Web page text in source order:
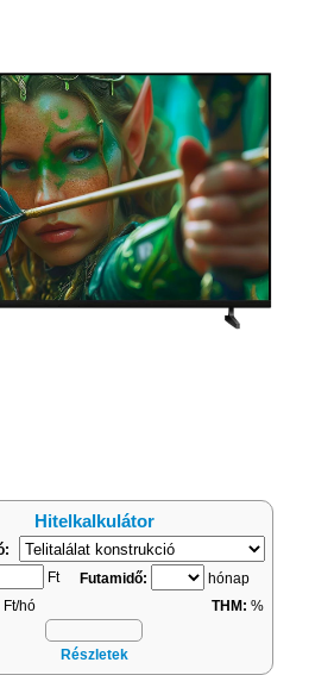
Hitelkalkulátor
Ft Futamidő:
hónap
Ft/hó THM: %
Részletek